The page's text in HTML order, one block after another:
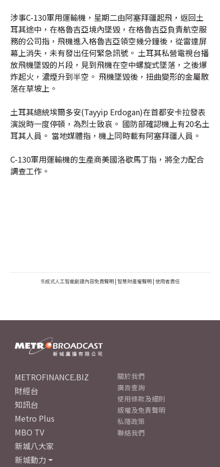
涉事C-130軍用運輸機，星期二由阿塞拜疆起飛，返回土
耳其途中，在格魯吉亞境內墜毀，在格魯吉亞負責航空服
務的公司指，飛機進入格魯吉亞領空幾分鐘後，從雷達屏
幕上消失，未有發出任何緊急訊號。 土耳其私營電視台播
放飛機墜毀的片段，見到飛機在空中螺旋式墜落，之後爆
炸起火，濃煙升到半空。 飛機墜毀後，扭曲變形的金屬散
落在草坡上。
土耳其總統埃爾多安(Tayyip Erdogan)在首都安卡拉發表
演說時一度停頓，為烈士致哀。 國防部確認機上有20名土
耳其人員。 當地媒體指，機上同時載有阿塞拜疆人員。
C-130軍用運輸機的生產商美國洛歇馬丁指，將全力配合
調查工作。
生成式人工智能創建內容免責聲明 | 智慧財產權聲明 | 使用者責任
METROFINANCE.BIZ
財經台
知訊台
Metro Plus
MBO TV
新城八大家
新城動力
關於我們
廣告查詢
使用條款及細則
版權及免責聲明
私隱政策
聯絡我們